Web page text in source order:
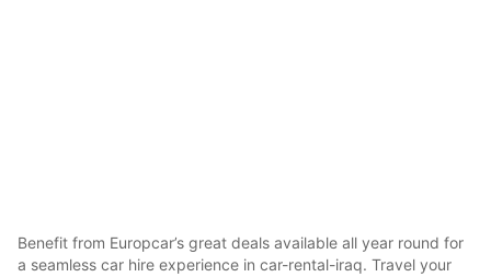
Benefit from Europcar’s great deals available all year round for
a seamless car hire experience in car-rental-iraq. Travel your